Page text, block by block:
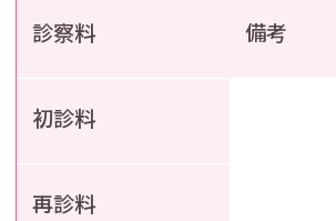
診察料 備考
初診料
再診料